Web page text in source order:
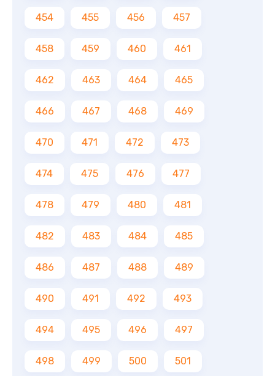
454 455 456 457
458 459 460 461
462 463 464 465
466 467 468 469
470 471 472 473
474 475 476 477
478 479 480 481
482 483 484 485
486 487 488 489
490 491 492 493
494 495 496 497
498 499 500 501